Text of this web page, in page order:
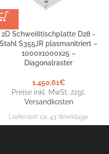
2D Schweißtischplatte D28 -
Stahl S355JR plasmanitriert –
1000x1000x25 –
Diagonalraster
1.450,61€
Preise inkl. MwSt. zzgl.
Versandkosten
Lieferzeit:ca. 43 Werktage